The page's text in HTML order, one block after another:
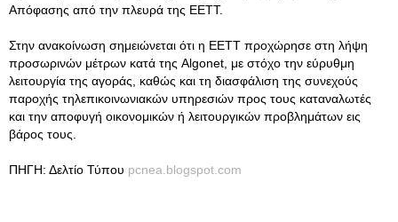
Απόφασης από την πλευρά της ΕΕΤΤ.
Στην ανακοίνωση σημειώνεται ότι η ΕΕΤΤ προχώρησε στη λήψη
προσωρινών μέτρων κατά της Algonet, με στόχο την εύρυθμη
λειτουργία της αγοράς, καθώς και τη διασφάλιση της συνεχούς
παροχής τηλεπικοινωνιακών υπηρεσιών προς τους καταναλωτές
και την αποφυγή οικονομικών ή λειτουργικών προβλημάτων εις
βάρος τους.
ΠΗΓΗ: Δελτίο Τύπου pcnea.blogspot.com